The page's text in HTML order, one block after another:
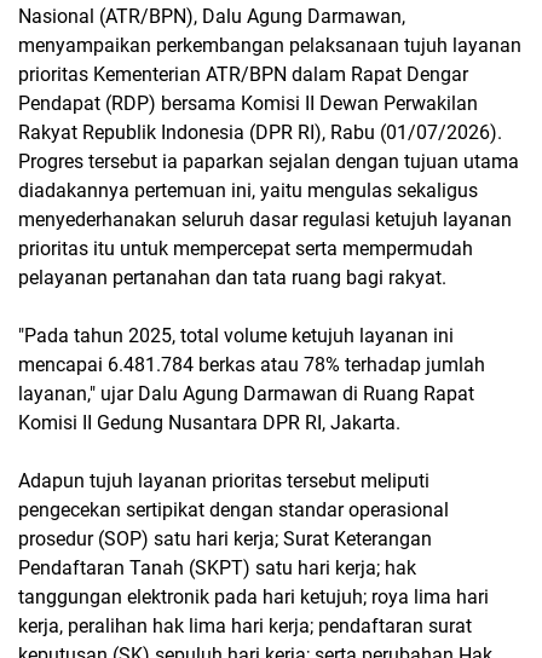
Nasional (ATR/BPN), Dalu Agung Darmawan,
menyampaikan perkembangan pelaksanaan tujuh layanan
prioritas Kementerian ATR/BPN dalam Rapat Dengar
Pendapat (RDP) bersama Komisi II Dewan Perwakilan
Rakyat Republik Indonesia (DPR RI), Rabu (01/07/2026).
Progres tersebut ia paparkan sejalan dengan tujuan utama
diadakannya pertemuan ini, yaitu mengulas sekaligus
menyederhanakan seluruh dasar regulasi ketujuh layanan
prioritas itu untuk mempercepat serta mempermudah
pelayanan pertanahan dan tata ruang bagi rakyat.
"Pada tahun 2025, total volume ketujuh layanan ini
mencapai 6.481.784 berkas atau 78% terhadap jumlah
layanan," ujar Dalu Agung Darmawan di Ruang Rapat
Komisi II Gedung Nusantara DPR RI, Jakarta.
Adapun tujuh layanan prioritas tersebut meliputi
pengecekan sertipikat dengan standar operasional
prosedur (SOP) satu hari kerja; Surat Keterangan
Pendaftaran Tanah (SKPT) satu hari kerja; hak
tanggungan elektronik pada hari ketujuh; roya lima hari
kerja, peralihan hak lima hari kerja; pendaftaran surat